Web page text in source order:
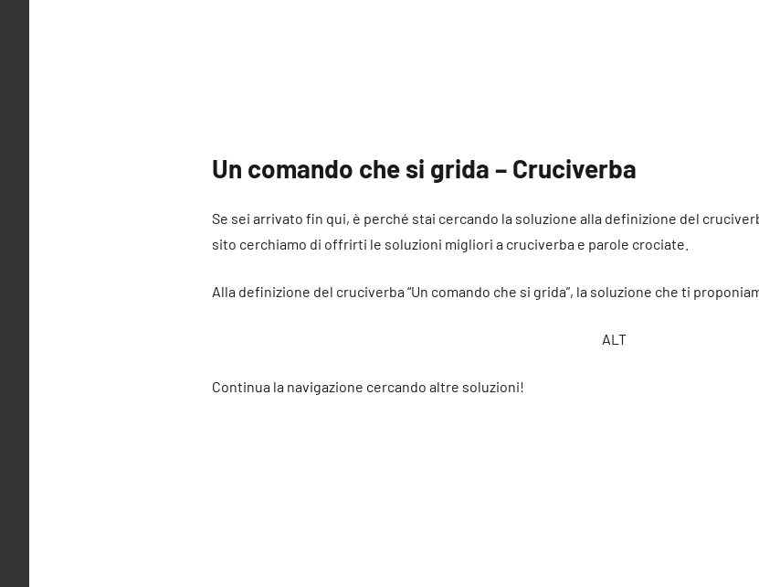
Un comando che si grida – Cruciverba
Se sei arrivato fin qui, è perché stai cercando la soluzione alla definizione del
sito cerchiamo di offrirti le soluzioni migliori a cruciverba e parole crociate.
Alla definizione del cruciverba “Un comando che si grida”, la soluzione che ti
ALT
Continua la navigazione cercando altre soluzioni!